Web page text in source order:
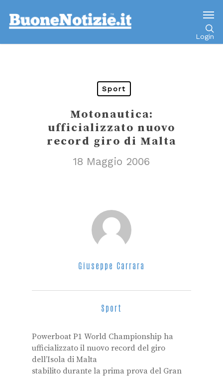
Login
Sport
Motonautica:
ufficializzato nuovo
record giro di Malta
18 Maggio 2006
Giuseppe Carrara
Sport
Powerboat P1 World Championship ha
ufficializzato il nuovo record del giro
dell’Isola di Malta
stabilito durante la prima prova del Gran
Go to mobile version